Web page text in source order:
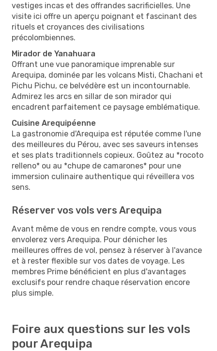
vestiges incas et des offrandes sacrificielles. Une
visite ici offre un aperçu poignant et fascinant des
rituels et croyances des civilisations
précolombiennes.
Mirador de Yanahuara
Offrant une vue panoramique imprenable sur
Arequipa, dominée par les volcans Misti, Chachani et
Pichu Pichu, ce belvédère est un incontournable.
Admirez les arcs en sillar de son mirador qui
encadrent parfaitement ce paysage emblématique.
Cuisine Arequipéenne
La gastronomie d'Arequipa est réputée comme l'une
des meilleures du Pérou, avec ses saveurs intenses
et ses plats traditionnels copieux. Goûtez au *rocoto
relleno* ou au *chupe de camarones* pour une
immersion culinaire authentique qui réveillera vos
sens.
Réserver vos vols vers Arequipa
Avant même de vous en rendre compte, vous vous
envolerez vers Arequipa. Pour dénicher les
meilleures offres de vol, pensez à réserver à l'avance
et à rester flexible sur vos dates de voyage. Les
membres Prime bénéficient en plus d'avantages
exclusifs pour rendre chaque réservation encore
plus simple.
Foire aux questions sur les vols
pour Arequipa